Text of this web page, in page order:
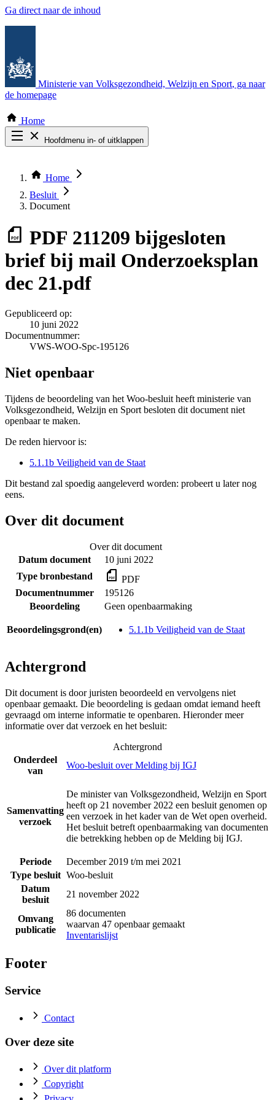
Ga direct naar de inhoud
Ministerie van Volksgezondheid, Welzijn en Sport, ga naar
de homepage
Home
Hoofdmenu in- of uitklappen
Thema COVID-19
Bekijk per bestuursorgaan
Home
Besluit
Document
PDF 211209 bijgesloten
brief bij mail Onderzoeksplan
dec 21.pdf
Gepubliceerd op:
10 juni 2022
Documentnummer:
VWS-WOO-Spc-195126
Niet openbaar
Tijdens de beoordeling van het Woo-besluit heeft ministerie van
Volksgezondheid, Welzijn en Sport besloten dit document niet
openbaar te maken.
De reden hiervoor is:
5.1.1b Veiligheid van de Staat
Dit bestand zal spoedig aangeleverd worden: probeert u later nog
eens.
Over dit document
Over dit document
Datum document
10 juni 2022
Type bronbestand
PDF
Documentnummer
195126
Beoordeling
Geen openbaarmaking
Beoordelingsgrond(en) 5.1.1b Veiligheid van de Staat
Achtergrond
Dit document is door juristen beoordeeld en vervolgens niet
openbaar gemaakt. Die beoordeling is gedaan omdat iemand heeft
gevraagd om interne informatie te openbaren. Hieronder meer
informatie over dat verzoek en het besluit:
Achtergrond
Onderdeel
van
Woo-besluit over Melding bij IGJ
Samenvatting
verzoek
De minister van Volksgezondheid, Welzijn en Sport
heeft op 21 november 2022 een besluit genomen op
een verzoek in het kader van de Wet open overheid.
Het besluit betreft openbaarmaking van documenten
die betrekking hebben op de Melding bij IGJ.
Periode
December 2019 t/m mei 2021
Type besluit Woo-besluit
Datum
besluit
21 november 2022
Omvang
publicatie
86 documenten
waarvan 47 openbaar gemaakt
Inventarislijst
Footer
Service
Contact
Over deze site
Over dit platform
Copyright